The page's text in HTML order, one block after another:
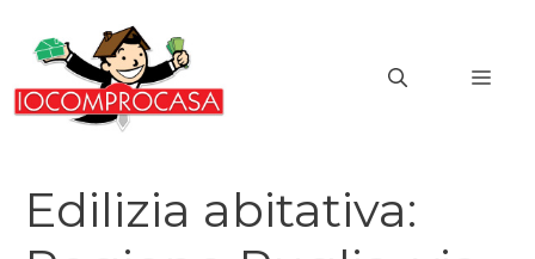
contenuto
Edilizia abitativa: